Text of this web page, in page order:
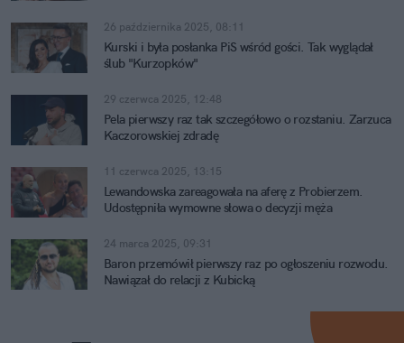
26 października 2025, 08:11
Kurski i była posłanka PiS wśród gości. Tak wyglądał
ślub "Kurzopków"
29 czerwca 2025, 12:48
Pela pierwszy raz tak szczegółowo o rozstaniu. Zarzuca
Kaczorowskiej zdradę
11 czerwca 2025, 13:15
Lewandowska zareagowała na aferę z Probierzem.
Udostępniła wymowne słowa o decyzji męża
24 marca 2025, 09:31
Baron przemówił pierwszy raz po ogłoszeniu rozwodu.
Nawiązał do relacji z Kubicką